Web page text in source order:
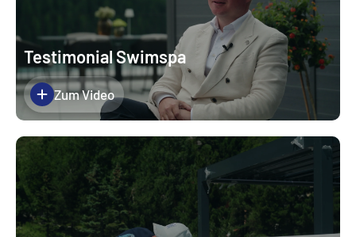
Testimonial Swimspa
Zum Video